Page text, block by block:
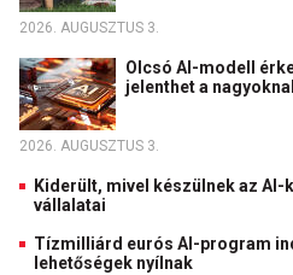
2026. AUGUSZTUS 3.
Olcsó AI-modell
jelenthet a
2026. AUGUSZTUS 3.
Kiderült, mivel készülnek az
vállalatai
Tízmilliárd eurós AI-program
lehetőségek nyílnak